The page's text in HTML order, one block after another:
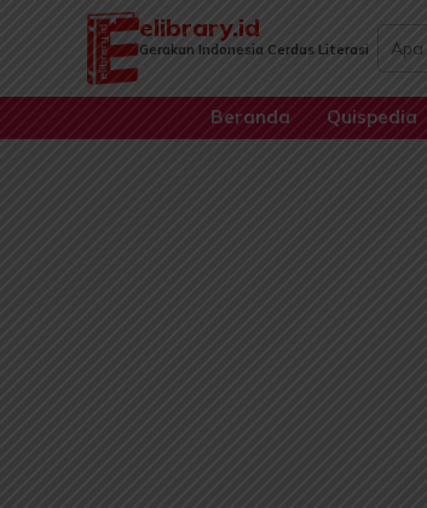
elibrary.id
Gerakan Indonesia Cerdas Literasi
Search
...
Beranda Quispedia